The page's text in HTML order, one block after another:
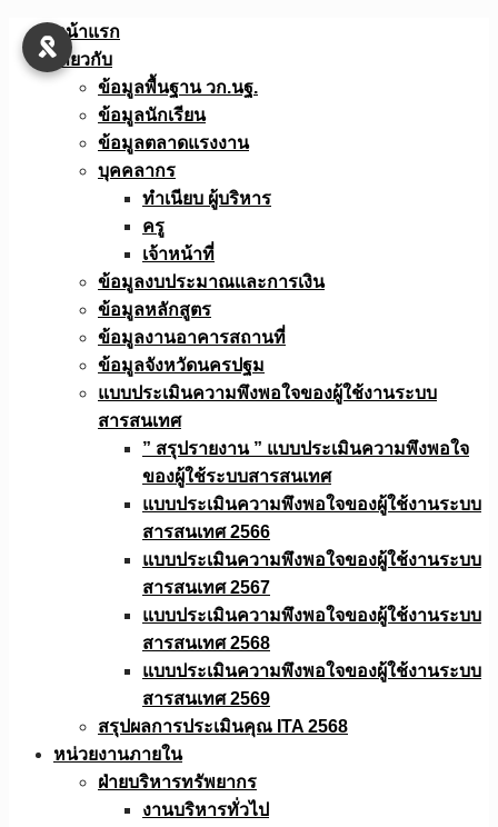
Skip
หน้าแรก
เกี่ยวกับ
ข้อมูลพื้นฐาน วก.นฐ.
ข้อมูลนักเรียน
ข้อมูลตลาดแรงงาน
บุคคลากร
ทำเนียบ ผู้บริหาร
ครู
เจ้าหน้าที่
ข้อมูลงบประมาณเเละการเงิน
ข้อมูลหลักสูตร
ข้อมูลงานอาคารสถานที่
ข้อมูลจังหวัดนครปฐม
แบบประเมินความพึงพอใจของผู้ใช้งานระบบ
สารสนเทศ
” สรุปรายงาน ” แบบประเมินความพึงพอใจ
ของผู้ใช้ระบบสารสนเทศ
แบบประเมินความพึงพอใจของผู้ใช้งานระบบ
สารสนเทศ 2566
แบบประเมินความพึงพอใจของผู้ใช้งานระบบ
สารสนเทศ 2567
แบบประเมินความพึงพอใจของผู้ใช้งานระบบ
สารสนเทศ 2568
แบบประเมินความพึงพอใจของผู้ใช้งานระบบ
สารสนเทศ 2569
สรุปผลการประเมินคุณ ITA 2568
หน่วยงานภายใน
ฝ่ายบริหารทรัพยากร
งานบริหารทั่วไป